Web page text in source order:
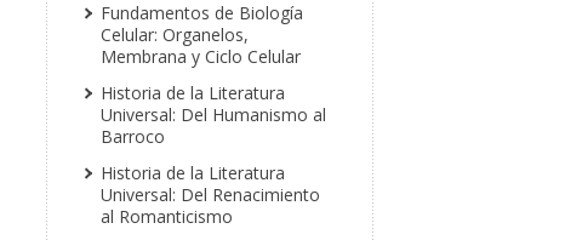
Fundamentos de Biología
Celular: Organelos,
Membrana y Ciclo Celular
Historia de la Literatura
Universal: Del Humanismo al
Barroco
Historia de la Literatura
Universal: Del Renacimiento
al Romanticismo